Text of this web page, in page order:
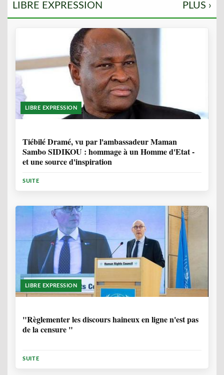
LIBRE EXPRESSION PLUS ›
LIBRE EXPRESSION
Tiébilé Dramé, vu par l'ambassadeur Maman
Sambo SIDIKOU : hommage à un Homme d'Etat -
et une source d'inspiration
SUITE
LIBRE EXPRESSION
"Règlementer les discours haineux en ligne n'est pas
de la censure "
SUITE